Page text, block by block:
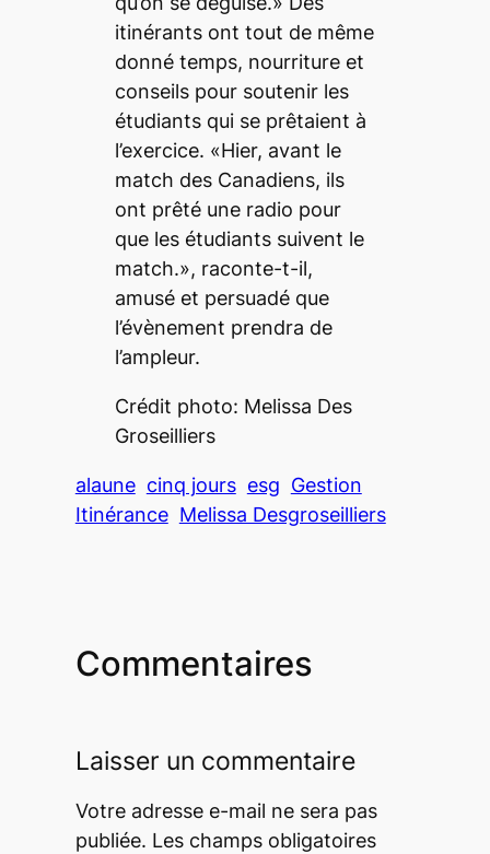
itinérants ont tout de même
donné temps, nourriture et
conseils pour soutenir les
étudiants qui se prêtaient à
l’exercice. «Hier, avant le
match des Canadiens, ils
ont prêté une radio pour
que les étudiants suivent le
match.», raconte-t-il,
amusé et persuadé que
l’évènement prendra de
l’ampleur.
Crédit photo: Melissa Des
Groseilliers
alaune cinq jours esg Gestion
Itinérance Melissa Desgroseilliers
Commentaires
Laisser un commentaire
Votre adresse e-mail ne sera pas
publiée. Les champs obligatoires